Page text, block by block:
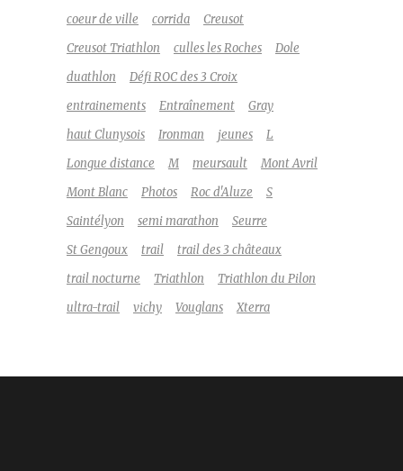
coeur de ville
corrida
Creusot
Creusot Triathlon
culles les Roches
Dole
duathlon
Défi ROC des 3 Croix
entrainements
Entraînement
Gray
haut Clunysois
Ironman jeunes
L
Longue distance
M meursault
Mont Avril
Mont Blanc
Photos Roc d'Aluze
S
Saintélyon
semi marathon
Seurre
St Gengoux
trail
trail des 3 châteaux
trail nocturne
Triathlon
Triathlon du Pilon
ultra-trail
vichy Vouglans Xterra